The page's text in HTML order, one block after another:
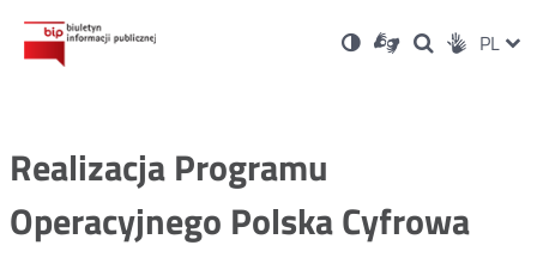
Ustawienia
Wersja
kontrastowa
Dla
niesłyszących
OtwórzOtwórz
w
Otwórz
w
Social PL
Realizacja Programu
Operacyjnego Polska Cyfrowa